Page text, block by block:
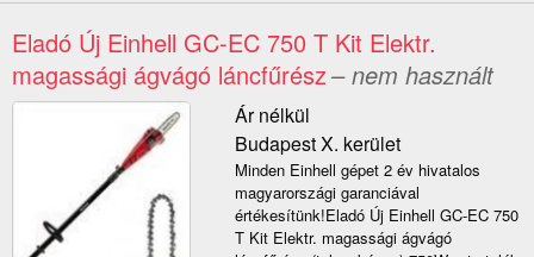
Eladó Új Einhell GC-EC 750 T Kit Elektr.
magassági ágvágó láncfűrész– nem használt
Ár nélkül
Budapest X. kerület
Minden Einhell gépet 2 év hivatalos
magyarországi garanciával
értékesítünk!Eladó Új Einhell GC-EC 750
T Kit Elektr. magassági ágvágó